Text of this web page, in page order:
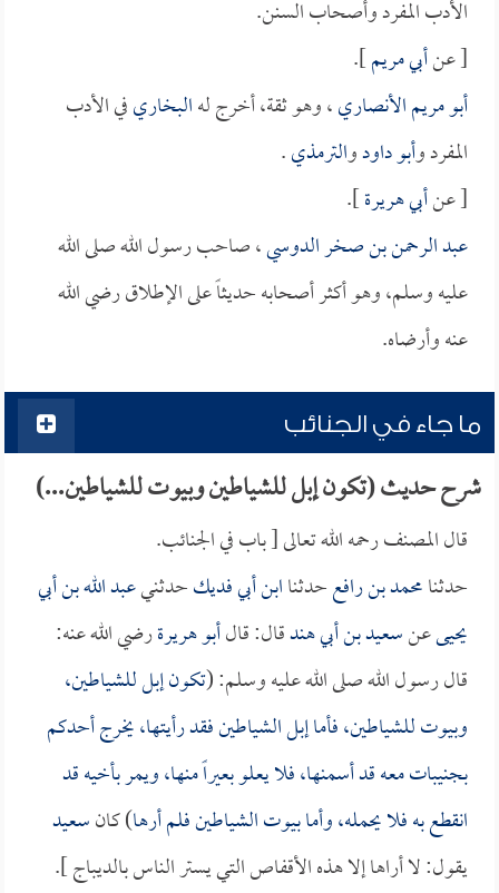
الأدب المفرد وأصحاب السنن.
[ عنأبي مريم].
أبو مريم الأنصاري، وهو ثقة، أخرج لهالبخاريفي الأدب
المفرد وأبو داودوالترمذي.
[ عنأبي هريرة].
عبد الرحمن بن صخر الدوسي، صاحب رسول الله صلى الله
عليه وسلم، وهو أكثر أصحابه حديثاً على الإطلاق رضي الله
عنه وأرضاه.
ما جاء في الجنائب
شرح حديث (تكون إبل للشياطين وبيوت للشياطين...)
قال المصنف رحمه الله تعالى [ باب في الجنائب.
حدثنامحمد بن رافعحدثناابن أبي فديكحدثنيعبد الله بن أبي
يحيىعنسعيد بن أبي هندقال: قالأبو هريرةرضي الله عنه:
قال رسول الله صلى الله عليه وسلم: (تكون إبل للشياطين،
وبيوت للشياطين، فأما إبل الشياطين فقد رأيتها، يخرج أحدكم
بجنيبات معه قد أسمنها، فلا يعلو بعيراً منها، ويمر بأخيه قد
انقطع به فلا يحمله، وأما بيوت الشياطين فلم أرها) كانسعيد
يقول: لا أراها إلا هذه الأقفاص التي يستر الناس بالديباج ].